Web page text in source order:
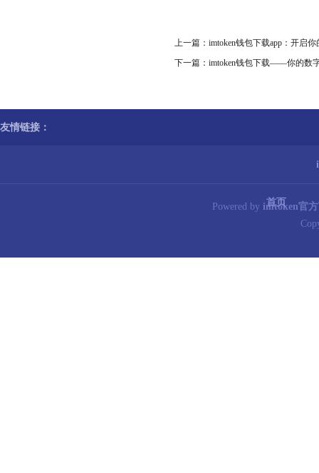
上一篇： imtoken钱包下载app：开启
下一篇： imtoken钱包下载——你的数
友情链接：
首页
Powered by imtoken官